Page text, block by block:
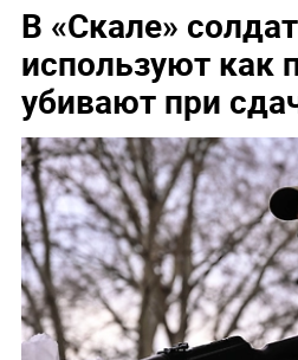
В «Скале»
используют как
убивают при